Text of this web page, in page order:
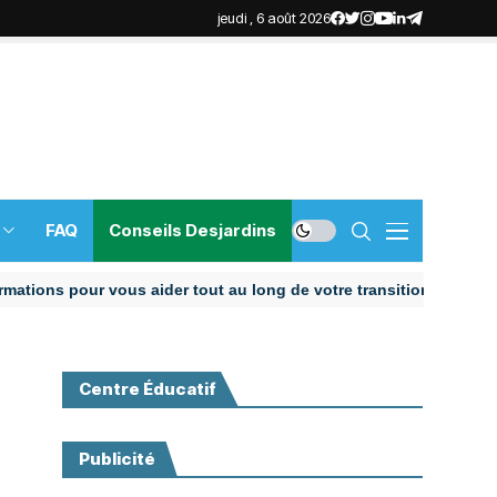
jeudi , 6 août 2026
FAQ Conseils Desjardins
pour vous aider tout au long de votre transition
Centre Éducatif
Publicité